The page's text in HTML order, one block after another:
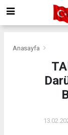
Anasayfa